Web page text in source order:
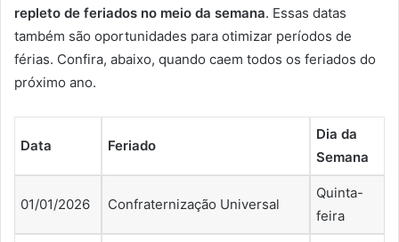
repleto de feriados no meio da semana. Essas datas
também são oportunidades para otimizar períodos de
férias. Confira, abaixo, quando caem todos os feriados do
próximo ano.
Data Feriado
Dia da
Semana
01/01/2026 Confraternização Universal
Quinta-
feira